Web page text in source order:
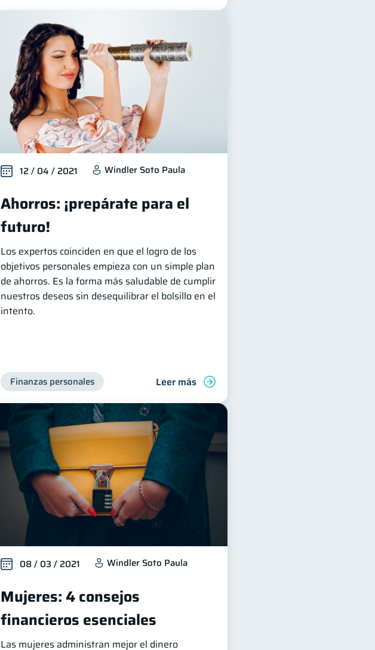
Inclusión financiera Finanzas para jóvenes
12 / 04 / 2021 Windler Soto Paula
Ahorros: ¡prepárate para el
futuro!
Los expertos coinciden en que el logro de los
objetivos personales empieza con un simple plan
de ahorros. Es la forma más saludable de cumplir
nuestros deseos sin desequilibrar el bolsillo en el
intento.
Finanzas personales Leer más
08 / 03 / 2021 Windler Soto Paula
Mujeres: 4 consejos
financieros esenciales
Las mujeres administran mejor el dinero